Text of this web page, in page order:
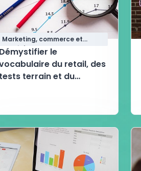
Marketing, commerce et
qualité
Démystifier le
du retail, des
tests terrain et du